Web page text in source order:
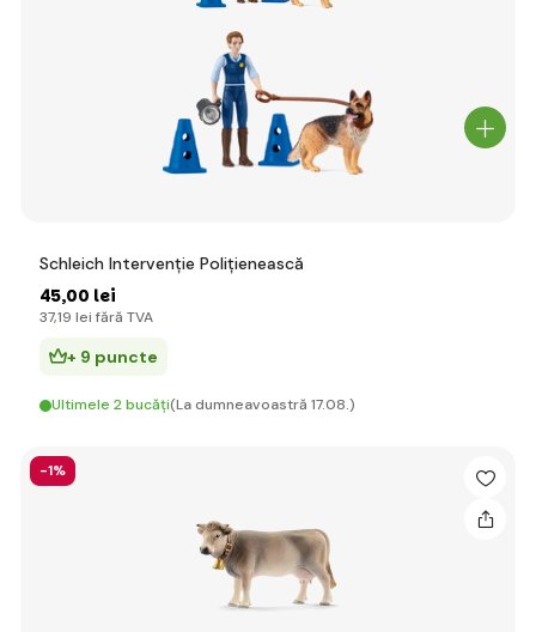
Schleich Intervenție Polițienească
45,00 lei
37,19 lei fără TVA
+ 9 puncte
Ultimele 2 bucăți(La dumneavoastră 17.08.)
-1%